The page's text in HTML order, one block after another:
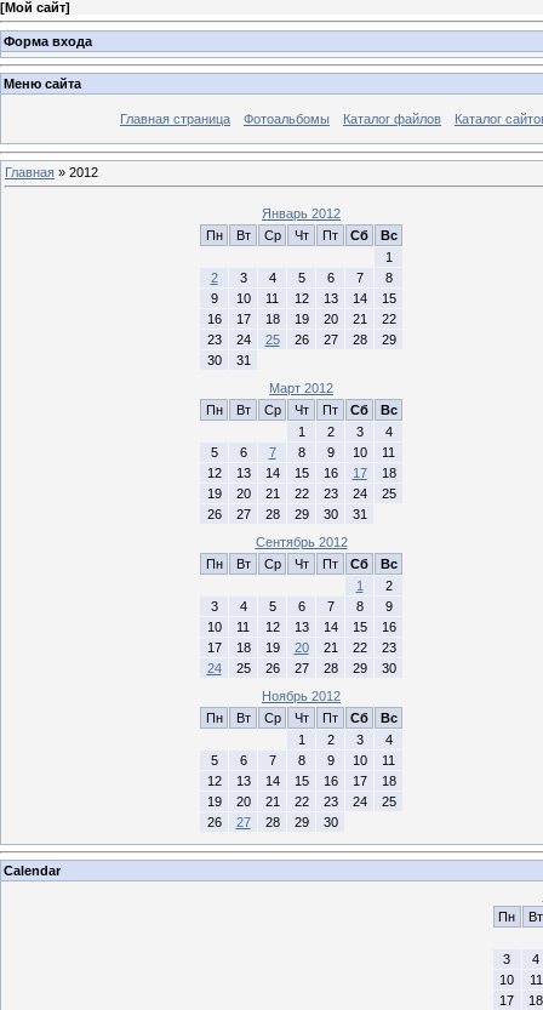
[Мой сайт]
Форма входа
Меню сайта
Главная страница Фотоальбомы Каталог файлов Каталог
Главная » 2012
Январь 2012
Пн
Вт Ср Чт Пт Сб
Вс
1
2
3 4 5 6 7
8
9
10 11 12 13 14
15
16
17 18 19 20 21
22
23
24 25 26 27 28
29
30
31
Март 2012
Пн
Вт Ср Чт Пт Сб
Вс
1
2 3
4
5
6 7 8 9 10
11
12
13 14 15 16 17
18
19
20 21 22 23 24
25
26
27 28 29 30
31
Сентябрь 2012
Пн
Вт Ср Чт Пт Сб
Вс
1
2
3
4 5 6 7 8
9
10
11 12 13 14 15
16
17
18 19 20 21 22
23
24
25 26 27 28 29
30
Ноябрь 2012
Пн
Вт Ср Чт Пт Сб
Вс
1
2 3
4
5
6 7 8 9 10
11
12
13 14 15 16 17
18
19
20 21 22 23 24
25
26
27 28 29 30
Calendar
Пн
Вт
3
4
10
11
17
18